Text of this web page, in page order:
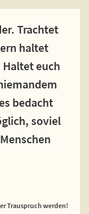
Trachtet
haltet
euch
bedacht
soviel
Trauspruch werden!